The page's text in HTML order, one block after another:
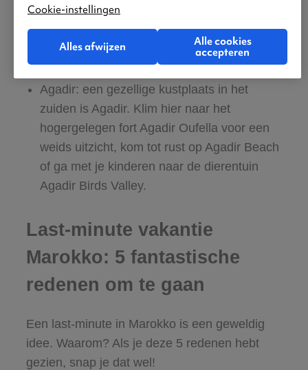
smalle straatjes van de historische medina,
waar je de school Madrasa Bou Inania en
de stadspoort Bab Bou Jeloud bekijkt.
Agadir: een gezellige kustplaats in het
zuiden is Agadir. Klim hier naar het
hogergelegen fort Agadir Oufella voor een
weids uitzicht, kom tot rust op Agadir Beach
of ga met je kinderen naar de dierentuin
Agadir Birds Valley.
Last-minute vakantie
Marokko: 5 fantastische
redenen om te gaan
Een last-minute in Marokko is een geweldig
idee. Waarom? Als je deze 5 redenen hebt
gezien, snap je dat wel!
Cookie-instellingen
Alles afwijzen
Alle cookies
accepteren